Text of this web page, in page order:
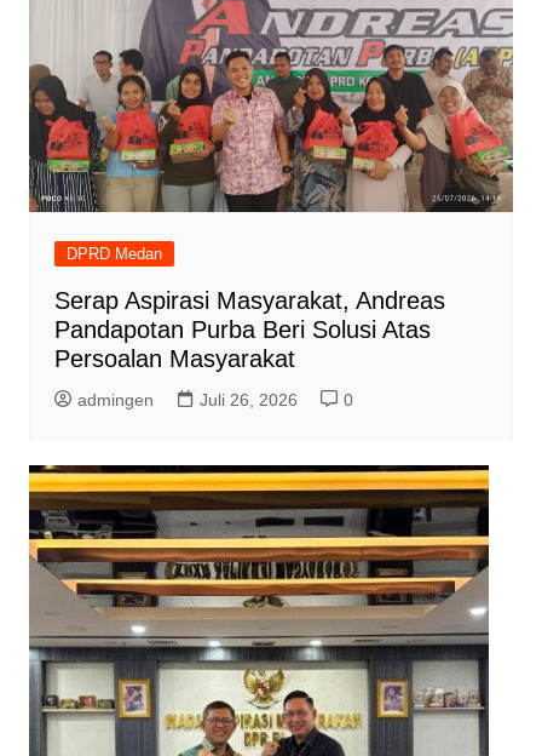
DPRD Medan
Serap Aspirasi Masyarakat, Andreas
Pandapotan Purba Beri Solusi Atas
Persoalan Masyarakat
admingen Juli 26, 2026 0